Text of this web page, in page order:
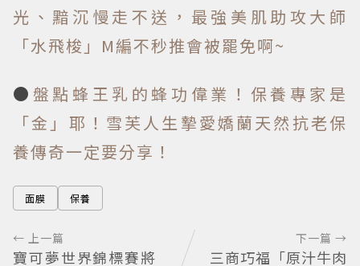
光、黯沉慢走不送，最強美肌助攻大師
「水飛梭」M編不秒推會被罷免啊~
● 盤點蜂王乳的蜂功偉業！保養專家是
「金」耶！雪芙人生摯愛嬌蘭天然抗老保
養傳奇一定要分享！
面膜 保養
← 上一篇
寶可夢世界錦標賽將
下一篇 →
三商巧福「原汁牛肉